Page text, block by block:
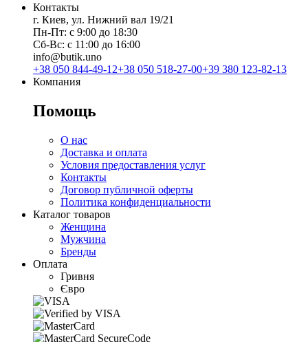
Контакты
г. Киев, ул. Нижний вал 19/21
Пн-Пт: с 9:00 до 18:30
Сб-Вс: с 11:00 до 16:00
info@butik.uno
+38 050 844-49-12+38 050 518-27-00+39 380 123-82-13
Компания
Помощь
О нас
Доставка и оплата
Условия предоставления услуг
Контакты
Договор публичной оферты
Политика конфиденциальности
Каталог товаров
Женщина
Мужчина
Бренды
Оплата
Гривня
Євро